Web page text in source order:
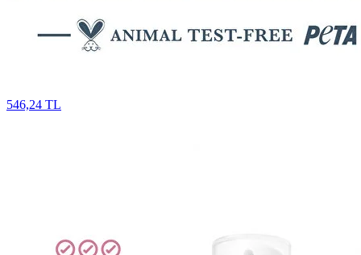
546,24 TL